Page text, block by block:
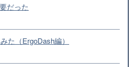
だった
た（ErgoDash編）